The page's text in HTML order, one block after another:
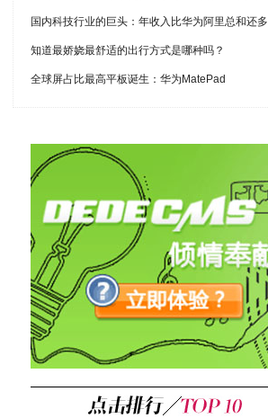
国内科技行业的巨头：年收入比华为阿里总和还多
知道最娇娆最舒适的出行方式是哪种吗？
全球屏占比最高平板诞生：华为MatePad